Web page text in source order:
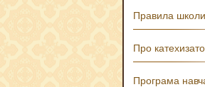
Правила школи
Про
Програма